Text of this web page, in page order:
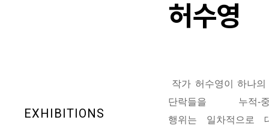
EXHIBITIONS
허수영
작가 허수영이 하나
단락들을 누적-중
행위는 일차적으로